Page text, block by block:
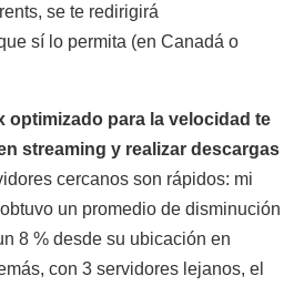
se te redirigirá
sí lo permita (en Canadá o
para la velocidad te
streaming y realizar descargas
cercanos son rápidos: mi
un promedio de disminución
8 % desde su ubicación en
con 3 servidores lejanos, el